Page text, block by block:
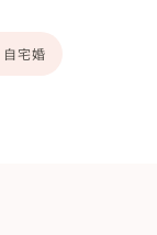
自宅婚